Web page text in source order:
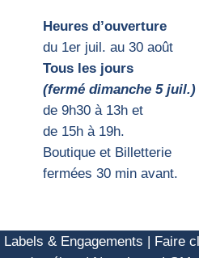
Heures d’ouverture
du 1er juil. au 30 août
Tous les jours
(fermé dimanche 5 juil.)
de 9h30 à 13h et
de 15h à 19h.
Boutique et Billetterie
fermées 30 min avant.
Labels & Engagements Faire